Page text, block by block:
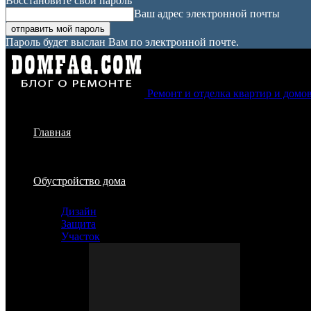
Ваш адрес электронной почты
Пароль будет выслан Вам по электронной почте.
Ремонт и отделка квартир и
Главная
Обустройство дома
Дизайн
Защита
Участок